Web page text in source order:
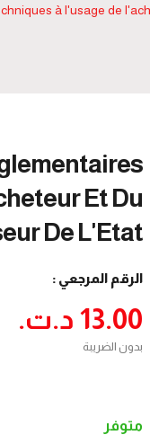
à l'usage de
Et Du
De L'Etat
الرقم المرجعي :
13.00 د.ت.‏
بدون الضريبة
متوفر